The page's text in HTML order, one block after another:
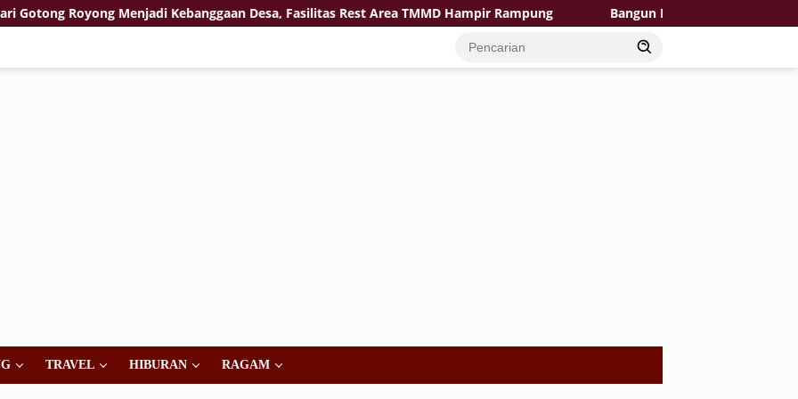
Royong Menjadi Kebanggaan Desa, Fasilitas Rest Area TMMD Hampir Rampung Bangun Desa dengan Hati, TMMD Ke-
TRAVEL HIBURAN RAGAM